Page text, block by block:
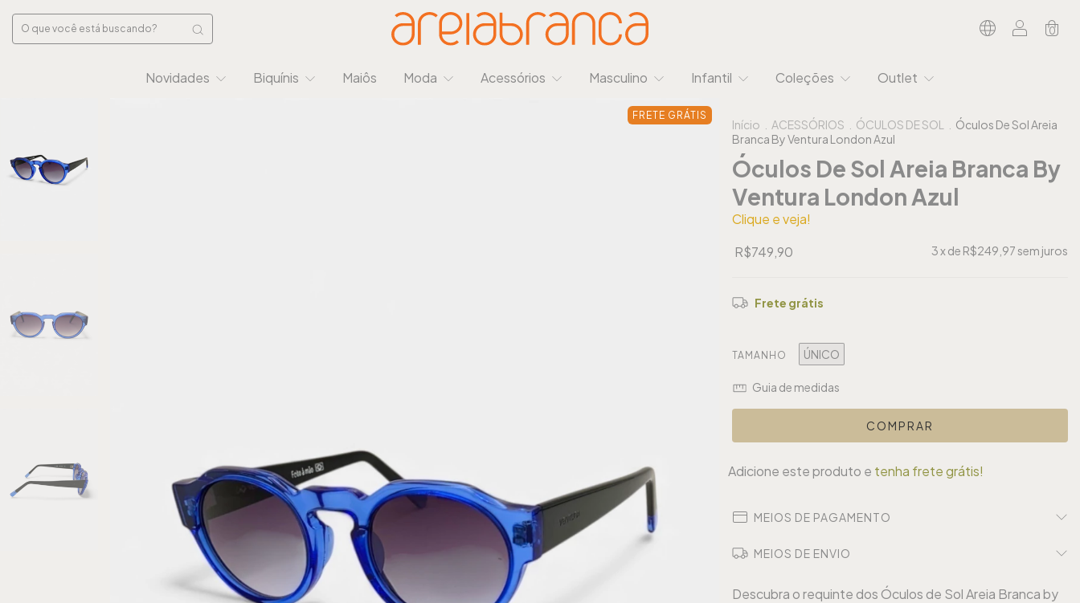
0
Novidades Biquínis Maiôs Moda Acessórios Masculino Infantil Coleções Outlet
FRETE GRÁTIS
Início ACESSÓRIOS ÓCULOS DE SOL
Óculos De Sol Areia
Branca By Ventura London Azul
Óculos De Sol Areia Branca By
Ventura London Azul
Clique e veja!
R$749,90
3x de R$249,97 sem juros
Frete grátis
TAMANHO ÚNICO
Guia de medidas
Adicione este produto e tenha frete grátis!
MEIOS DE PAGAMENTO
MEIOS DE ENVIO
Descubra o requinte dos Óculos de Sol Areia Branca by